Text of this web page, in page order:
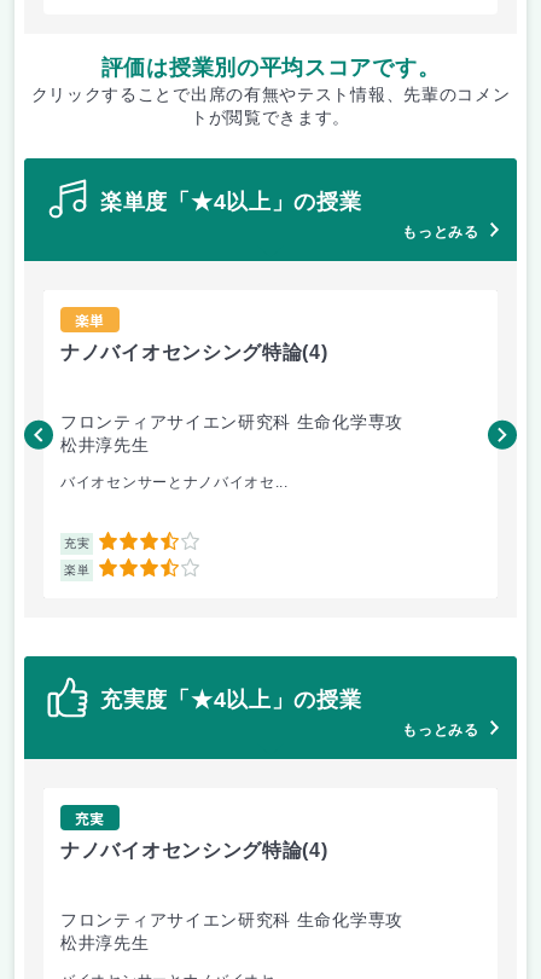
評価は授業別の平均スコアです。
クリックすることで出席の有無やテスト情報、先輩のコメン
トが閲覧できます。
楽単度「★4以上」の授業
もっとみる
楽単
ナノバイオセンシング特論(4)
フロンティアサイエン研究科 生命化学専攻
松井淳先生
バイオセンサーとナノバイオセ...
充実 3.5
楽単 3.5
三
充実度「★4以上」の授業
もっとみる
充実
ナノバイオセンシング特論(4)
フロンティアサイエン研究科 生命化学専攻
松井淳先生